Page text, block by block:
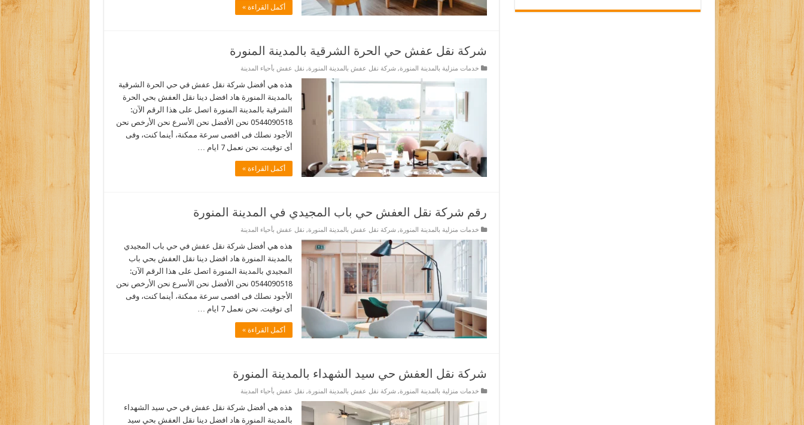
أكمل القراءة »
شركة نقل عفش حي الحرة الشرقية بالمدينة المنورة
خدمات منزلية بالمدينة المنورة,شركة نقل عفش بالمدينة المنورة, نقل عفش بأحياء المدينة
هذه هي أفضل شركة نقل عفش في حي الحرة الشرقية
بالمدينة المنورة هاد افضل دينا نقل العفش بحي الحرة
الشرقية بالمدينة المنورة اتصل على هذا الرقم الآن:
0544090518 نحن الأفضل نحن الأسرع نحن الأرخص نحن
الأجود نصلك فى اقصى سرعة ممكنة، أينما كنت، وفى
أى توقيت. نحن نعمل 7 ايام …
أكمل القراءة »
رقم شركة نقل العفش حي باب المجيدي في المدينة المنورة
خدمات منزلية بالمدينة المنورة,شركة نقل عفش بالمدينة المنورة, نقل عفش بأحياء المدينة
هذه هي أفضل شركة نقل عفش في حي باب المجيدي
بالمدينة المنورة هاد افضل دينا نقل العفش بحي باب
المجيدي بالمدينة المنورة اتصل على هذا الرقم الآن:
0544090518 نحن الأفضل نحن الأسرع نحن الأرخص نحن
الأجود نصلك فى اقصى سرعة ممكنة، أينما كنت، وفى
أى توقيت. نحن نعمل 7 ايام …
أكمل القراءة »
شركة نقل العفش حي سيد الشهداء بالمدينة المنورة
خدمات منزلية بالمدينة المنورة,شركة نقل عفش بالمدينة المنورة, نقل عفش بأحياء المدينة
هذه هي أفضل شركة نقل عفش في حي سيد الشهداء
بالمدينة المنورة هاد افضل دينا نقل العفش بحي سيد